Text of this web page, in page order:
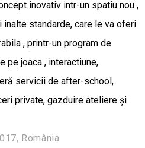
inovativ intr-un spatiu nou ,
standarde, care le va oferi
, printr-un program de
pe joaca , interactiune,
servicii de after-school,
private, gazduire ateliere și
România